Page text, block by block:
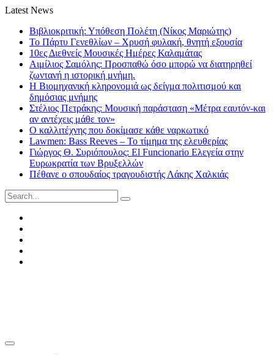
Latest News
Βιβλιοκριτική: Υπόθεση Πολέτη (Νίκος Μαριώτης)
Το Πάρτυ Γενεθλίων – Χρυσή φυλακή, θνητή εξουσία
10ες Διεθνείς Μουσικές Ημέρες Καλαμάτας
Αιμίλιος Σαμόλης: Προσπαθώ όσο μπορώ να διατηρηθεί
ζωντανή η ιστορική μνήμη.
Η Βιομηχανική κληρονομιά ως δείγμα πολιτισμού και
δημόσιας μνήμης
Στέλιος Πετράκης: Μουσική παράσταση «Μέτρα εαυτόν-και
αν αντέχεις μάθε τον»
Ο καλλιτέχνης που δοκίμασε κάθε ναρκωτικό
Lawmen: Bass Reeves – Το τίμημα της ελευθερίας
Γιώργος Θ. Συριόπουλος: El Funcionario Ελεγεία στην
Ευρωκρατία των Βρυξελλών
Πέθανε ο σπουδαίος τραγουδιστής Λάκης Χαλκιάς
Search
for: